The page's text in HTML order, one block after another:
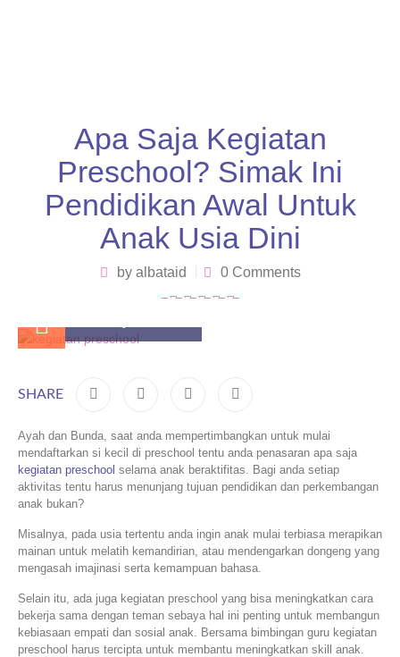
Apa Saja Kegiatan
Preschool? Simak Ini
Pendidikan Awal Untuk
Anak Usia Dini
by albataid 0 Comments
SHARE
Ayah dan Bunda, saat anda mempertimbangkan untuk mulai
mendaftarkan si kecil di preschool tentu anda penasaran apa saja
kegiatan preschool selama anak beraktifitas. Bagi anda setiap
aktivitas tentu harus menunjang tujuan pendidikan dan perkembangan
anak bukan?
Misalnya, pada usia tertentu anda ingin anak mulai terbiasa merapikan
mainan untuk melatih kemandirian, atau mendengarkan dongeng yang
mengasah imajinasi serta kemampuan bahasa.
Selain itu, ada juga kegiatan preschool yang bisa meningkatkan cara
bekerja sama dengan teman sebaya hal ini penting untuk membangun
kebiasaan empati dan sosial anak. Bersama bimbingan guru kegiatan
preschool harus tercipta untuk membantu meningkatkan skill anak.